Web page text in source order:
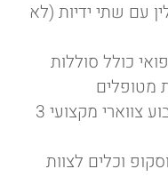
עם שתי ידיות (לא
כולל סוללות
צווארון מתכוונן למבוגר – קיבוע צווארי מקצועי 3
וכלים לצוות